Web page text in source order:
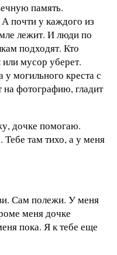
память.
почти у каждого из
лежит. И люди по
подходят. Кто
мусор уберет.
могильного креста с
фотографию, гладит
дочке помогаю.
Тебе там тихо, а у меня
Сам полежи. У меня
меня дочке
пока. Я к тебе еще